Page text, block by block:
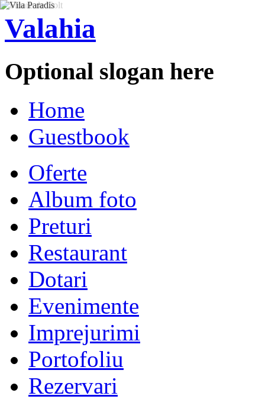
Valahia
Optional slogan here
Home
Guestbook
Oferte
Album foto
Preturi
Restaurant
Dotari
Evenimente
Imprejurimi
Portofoliu
Rezervari